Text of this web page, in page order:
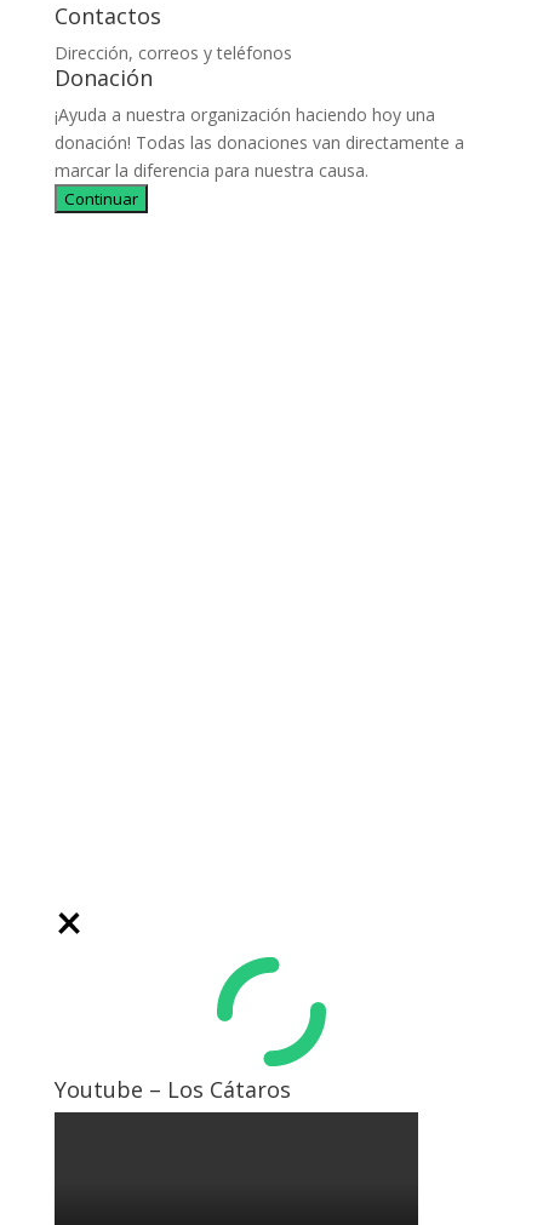
Contactos
Dirección, correos y teléfonos
Donación
¡Ayuda a nuestra organización haciendo hoy una
donación! Todas las donaciones van directamente a
marcar la diferencia para nuestra causa.
Continuar
Youtube – Los Cátaros